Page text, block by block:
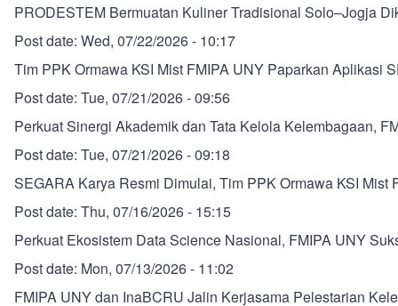
PRODESTEM Bermuatan Kuliner Tradisional Solo–Jogja
Post date: Wed, 07/22/2026 - 10:17
Tim PPK Ormawa KSI Mist FMIPA UNY Paparkan Aplikasi
Post date: Tue, 07/21/2026 - 09:56
Perkuat Sinergi Akademik dan Tata Kelola Kelembagaan,
Post date: Tue, 07/21/2026 - 09:18
SEGARA Karya Resmi Dimulai, Tim PPK Ormawa KSI
Post date: Thu, 07/16/2026 - 15:15
Perkuat Ekosistem Data Science Nasional, FMIPA UNY
Post date: Mon, 07/13/2026 - 11:02
FMIPA UNY dan InaBCRU Jalin Kerjasama Pelestarian